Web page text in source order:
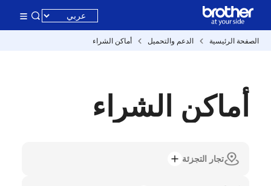
الصفحة الرئيسية الدعم والتحميل أماكن الشراء
أماكن الشراء
تجار التجزئة